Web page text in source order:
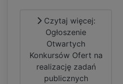
Czytaj więcej:
Ogłoszenie
Otwartych
Konkursów Ofert na
realizację zadań
publicznych